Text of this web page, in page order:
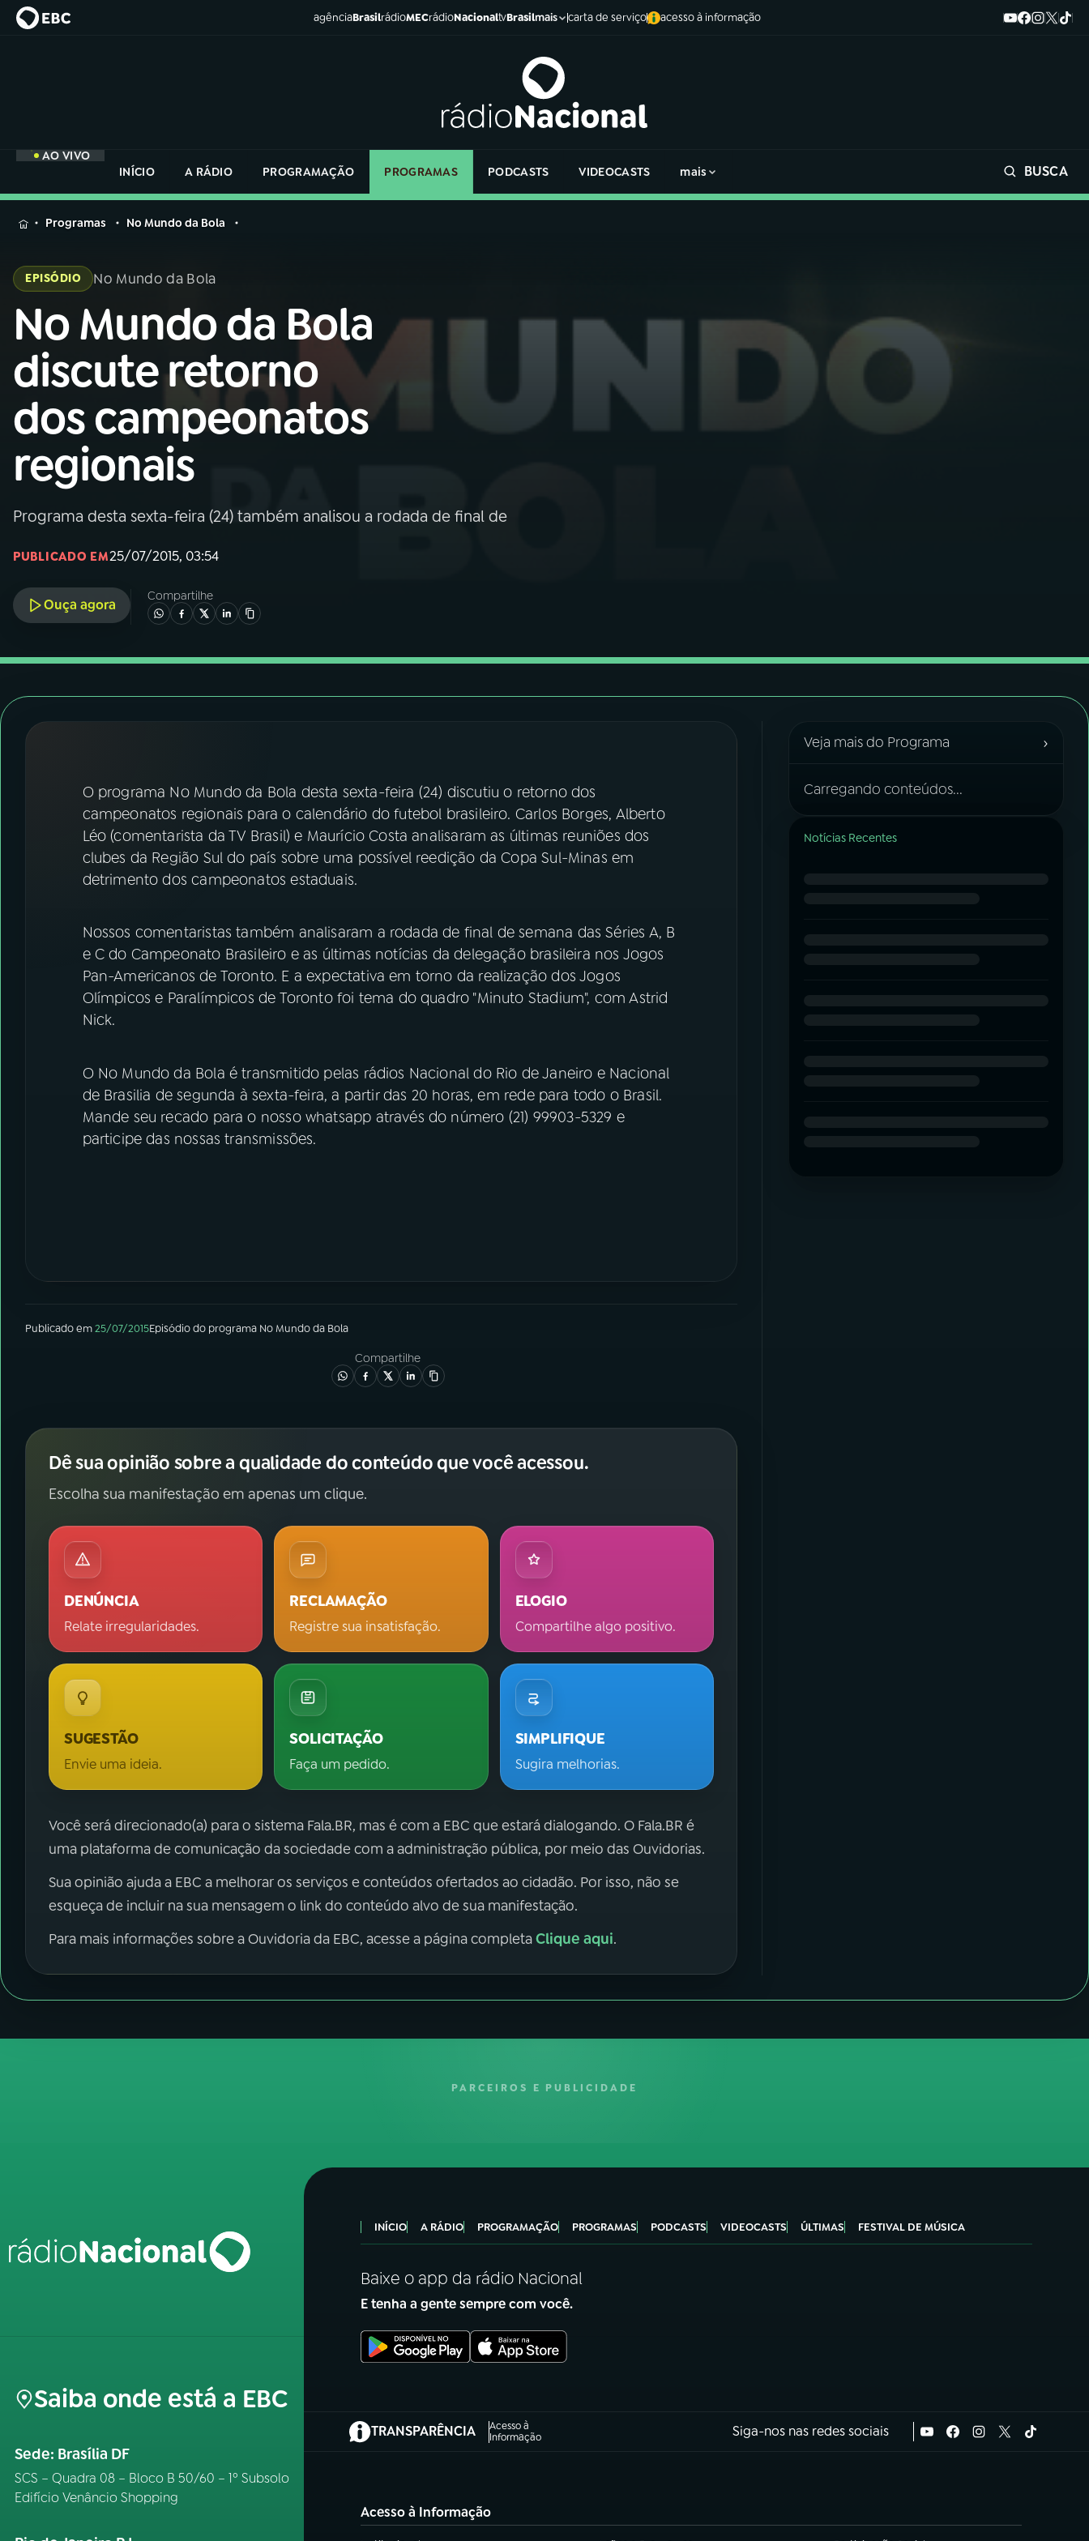
agênciaBrasilrádioMECrádioNacionaltvBrasilmais carta de serviço acesso à informação
AO VIVO
INÍCIO
A RÁDIO PROGRAMAÇÃO PROGRAMAS PODCASTS VIDEOCASTS mais BUSCA
MENU
Buscar
na
Rádio
Nacional
01 INÍCIO
02A RÁDIO
03PROGRAMAÇÃO
05PODCASTS
ACOMPANHE A RÁDIO NACIONAL
na
Rádio
Programas No Mundo da Bola
EPISÓDIO No Mundo da Bola
No Mundo da Bola
discute retorno
dos campeonatos
regionais
Programa desta sexta-feira (24) também analisou a rodada de final de
PUBLICADO EM25/07/2015, 03:54
Ouça agora
Compartilhe
O programa No Mundo da Bola desta sexta-feira (24) discutiu o retorno dos
campeonatos regionais para o calendário do futebol brasileiro. Carlos Borges, Alberto
Léo (comentarista da TV Brasil) e Maurício Costa analisaram as últimas reuniões dos
clubes da Região Sul do país sobre uma possível reedição da Copa Sul-Minas em
detrimento dos campeonatos estaduais.
Nossos comentaristas também analisaram a rodada de final de semana das Séries A, B
e C do Campeonato Brasileiro e as últimas notícias da delegação brasileira nos Jogos
Pan-Americanos de Toronto. E a expectativa em torno da realização dos Jogos
Olímpicos e Paralímpicos de Toronto foi tema do quadro "Minuto Stadium", com Astrid
Nick.
O No Mundo da Bola é transmitido pelas rádios Nacional do Rio de Janeiro e Nacional
de Brasilia de segunda à sexta-feira, a partir das 20 horas, em rede para todo o Brasil.
Mande seu recado para o nosso whatsapp através do número (21) 99903-5329 e
participe das nossas transmissões.
Publicado em25/07/2015Episódiodo programa No Mundo da Bola
Compartilhe
Dê sua opinião sobre a qualidade do conteúdo que você acessou.
Escolha sua manifestação em apenas um clique.
DENÚNCIA
Relate irregularidades.
RECLAMAÇÃO
Registre sua insatisfação.
ELOGIO
Compartilhe algo positivo.
SUGESTÃO
Envie uma ideia.
SOLICITAÇÃO
Faça um pedido.
SIMPLIFIQUE
Sugira melhorias.
Você será direcionado(a) para o sistema Fala.BR, mas é com a EBC que estará dialogando. O Fala.BR é
uma plataforma de comunicação da sociedade com a administração pública, por meio das Ouvidorias.
Sua opinião ajuda a EBC a melhorar os serviços e conteúdos ofertados ao cidadão. Por isso, não se
esqueça de incluir na sua mensagem o link do conteúdo alvo de sua manifestação.
Para mais informações sobre a Ouvidoria da EBC, acesse a página completaClique aqui.
Veja mais do Programa ›
Carregando conteúdos...
Notícias Recentes
PARCEIROS E PUBLICIDADE
Saiba onde está a EBC
Sede: Brasília DF
SCS – Quadra 08 – Bloco B 50/60 – 1º Subsolo
Edifício Venâncio Shopping
INÍCIO A RÁDIO PROGRAMAÇÃO PROGRAMAS PODCASTS VIDEOCASTS ÚLTIMAS FESTIVAL DE MÚSICA
Baixe o app da rádio Nacional
E tenha a gente sempre com você.
TRANSPARÊNCIA
Acesso à
Informação
(abre em nova aba) Siga-nos nas redes sociais
Acesso à Informação